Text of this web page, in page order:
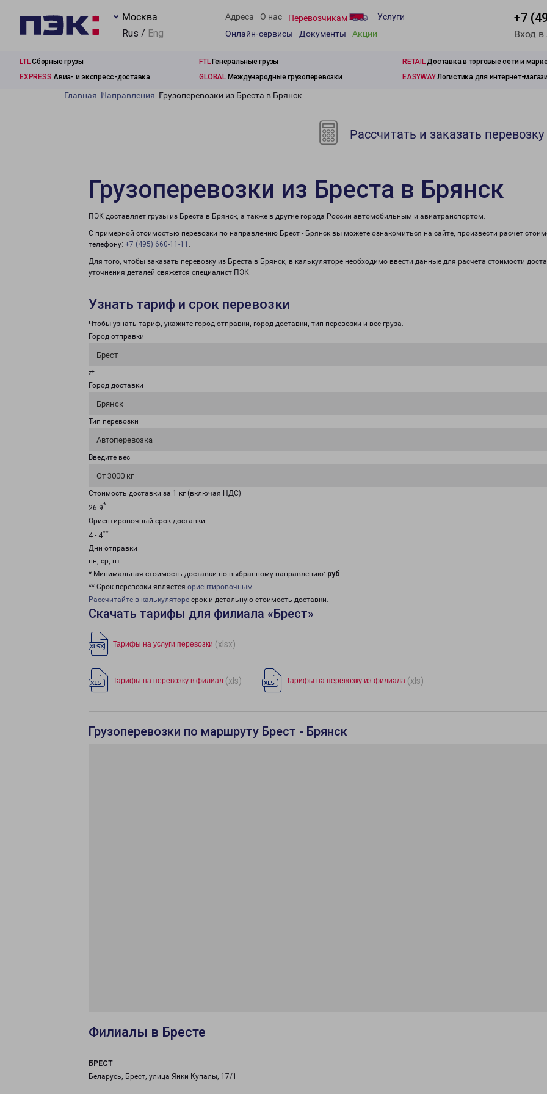
Москва
Rus / Eng
Адреса О нас Перевозчикам
Услуги
Онлайн-сервисы
Документы Акции
+7
Вход
LTLСборные грузы FTLГенеральные грузы RETAILДоставка в торговые сети и
EXPRESS Авиа- и экспресс-доставка GLOBALМеждународные грузоперевозки EASYWAYЛогистика для интернет-
Главная Направления Грузоперевозки из Бреста в Брянск
Рассчитать и заказать перевозку
Грузоперевозки из Бреста в Брянск
ПЭК доставляет грузы из Бреста в Брянск, а также в другие города России автомобильным и авиатранспортом.
С примерной стоимостью перевозки по направлению Брест - Брянск вы можете ознакомиться на сайте, произвести расчет
телефону: +7 (495) 660-11-11 .
Для того, чтобы заказать перевозку из Бреста в Брянск, в калькуляторе необходимо ввести данные для расчета стоимости
уточнения деталей свяжется специалист ПЭК.
Узнать тариф и срок перевозки
Чтобы узнать тариф, укажите город отправки, город доставки, тип перевозки и вес груза.
Город отправки
Брест
⇄
Город доставки
Брянск
Тип перевозки
Автоперевозка
Введите вес
От 3000 кг
Стоимость доставки за 1 кг (включая НДС)
26.9*
Ориентировочный срок доставки
4 - 4**
Дни отправки
пн, ср, пт
* Минимальная стоимость доставки по выбранному направлению: руб.
** Срок перевозки является ориентировочным
Рассчитайте в калькуляторе срок и детальную стоимость доставки.
Скачать тарифы для филиала «Брест»
Тарифы на услуги перевозки (xlsx)
Тарифы на перевозку в филиал (xls) Тарифы на перевозку из филиала (xls)
Грузоперевозки по маршруту Брест - Брянск
Филиалы в Бресте
БРЕСТ
Беларусь, Брест, улица Янки Купалы, 17/1